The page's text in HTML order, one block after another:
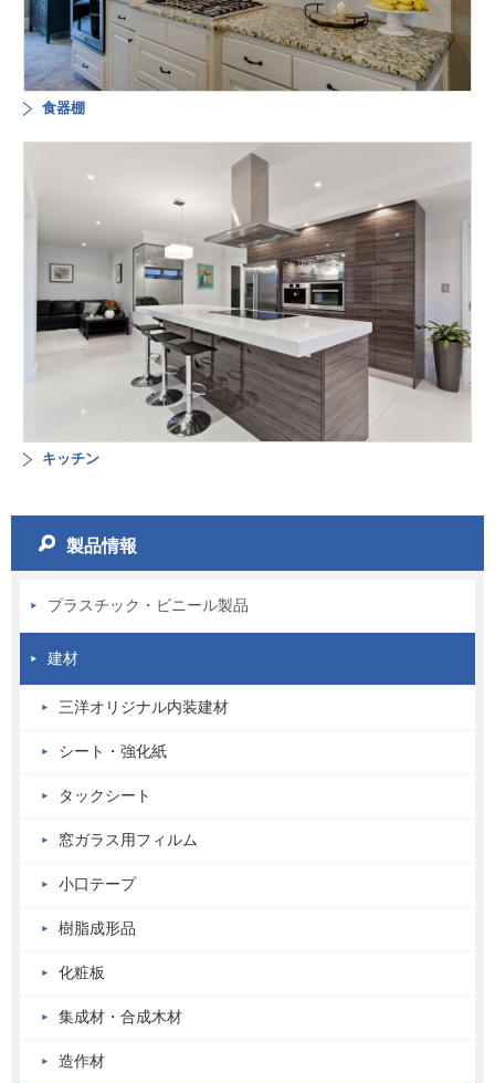
食器棚
キッチン
製品情報
プラスチック・ビニール製品
建材
三洋オリジナル内装建材
シート・強化紙
タックシート
窓ガラス用フィルム
小口テープ
樹脂成形品
化粧板
集成材・合成木材
造作材